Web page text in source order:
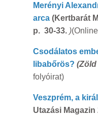
Merényi
arca(Kertbarát
p. 30-33. )
Csodálatos
libabőrös? (Zöld
folyóirat)
Veszprém, a
Utazási Magazin